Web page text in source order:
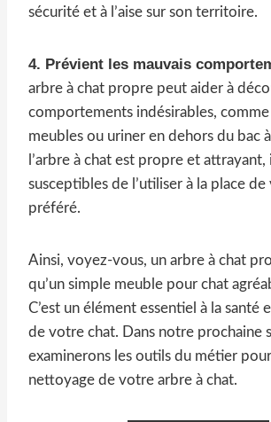
sécurité et à l’aise sur son territoire.
4. Prévient les mauvais
arbre à chat propre peut aider à
comportements indésirables,
meubles ou uriner en dehors du bac
l’arbre à chat est propre et
susceptibles de l’utiliser à la place
préféré.
Ainsi, voyez-vous, un arbre à chat
qu’un simple meuble pour chat
C’est un élément essentiel à la santé
de votre chat. Dans notre prochaine
examinerons les outils du métier
nettoyage de votre arbre à chat.